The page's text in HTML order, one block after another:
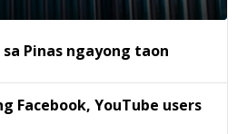
Pinas ngayong taon
Facebook, YouTube users